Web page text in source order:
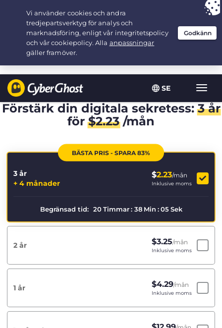
SE
Växla
Your choice:The Best Dealfor 3.3333333333333-years at $
/month
Förstärk din digitala sekretess:3 år
för$2.23/mån
BÄSTA PRIS - SPARA 83%
3 år
+ 4 månader
$2.23/mån
Inklusive moms
Begränsad tid: 20 Timmar : 38 Min : 05 Sek
2 år $3.25/mån
Inklusive moms
1 år $4.29/mån
Inklusive moms